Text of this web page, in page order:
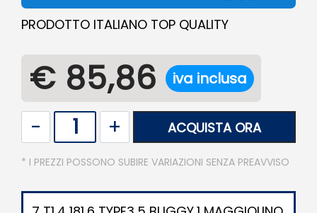
PRODOTTO ITALIANO TOP QUALITY
€ 85,86 iva inclusa
ACQUISTA ORA
* I PREZZI POSSONO SUBIRE VARIAZIONI SENZA PREAVVISO